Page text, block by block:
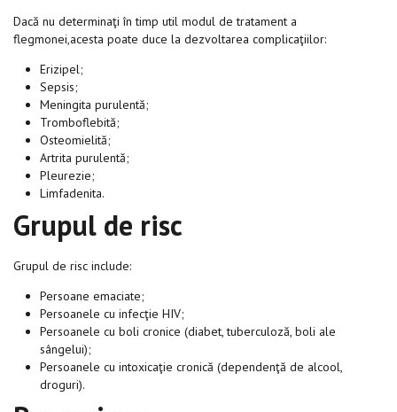
Dacă nu determinaţi în timp util modul de tratament a
flegmonei,acesta poate duce la dezvoltarea complicaţiilor:
Erizipel;
Sepsis;
Meningita purulentă;
Tromboflebită;
Osteomielită;
Artrita purulentă;
Pleurezie;
Limfadenita.
Grupul de risc
Grupul de risc include:
Persoane emaciate;
Persoanele cu infecţie HIV;
Persoanele cu boli cronice (diabet, tuberculoză, boli ale
sângelui);
Persoanele cu intoxicaţie cronică (dependenţă de alcool,
droguri).